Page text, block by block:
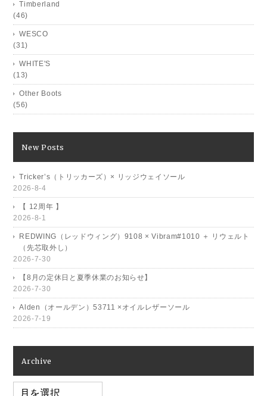
Timberland
(46)
WESCO
(31)
WHITE'S
(13)
Other Boots
(56)
New Posts
Tricker’s（トリッカーズ）× リッジウェイソール
2026-8-4
【 12周年 】
2026-8-1
REDWING（レッドウィング）9108 × Vibram#1010 ＋ リウェルト
（先芯取外し）
2026-7-30
【8月の定休日と夏季休業のお知らせ】
2026-7-30
Alden（オールデン）53711 ×オイルレザーソール
2026-7-19
Archive
Archive